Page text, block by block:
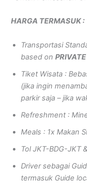
HARGA TERMASUK :
Transportasi
based on
Tiket Wisata :
(jika ingin
parkir saja – jika
Refreshment :
Meals : 1x Makan
Tol JKT-BDG-JKT
Driver sebagai
termasuk Guide